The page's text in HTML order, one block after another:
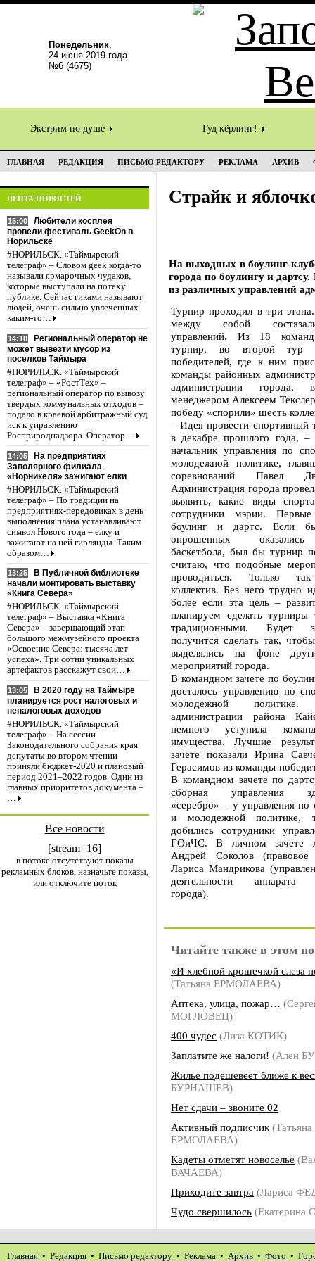
Понедельник,
24 июня 2019 года
№6 (4675)
Экстрим по душе Гуд кёрлинг!
ГЛАВНАЯ РЕДАКЦИЯ ПИСЬМО РЕДАКТОРУ РЕКЛАМА АРХИВ
ЛЕНТА НОВОСТЕЙ
15:00
Любители косплея
провели фестиваль GeekOn в
Норильске
#НОРИЛЬСК. «Таймырский
телеграф» – Словом geek когда-то
называли ярмарочных чудаков,
которые выступали на потеху
публике. Сейчас гиками называют
людей, очень сильно увлеченных
каким-то…
14:10
Региональный оператор не
может вывезти мусор из
поселков Таймыра
#НОРИЛЬСК. «Таймырский
телеграф» – «РостТех» –
региональный оператор по вывозу
твердых коммунальных отходов –
подало в краевой арбитражный суд
иск к управлению
Росприроднадзора. Оператор…
14:05
На предприятиях
Заполярного филиала
«Норникеля» зажигают елки
#НОРИЛЬСК. «Таймырский
телеграф» – По традиции на
предприятиях-передовиках в день
выполнения плана устанавливают
символ Нового года – елку и
зажигают на ней гирлянды. Таким
образом…
13:25
В Публичной библиотеке
начали монтировать выставку
«Книга Севера»
#НОРИЛЬСК. «Таймырский
телеграф» – Выставка «Книга
Севера» – завершающий этап
большого межмузейного проекта
«Освоение Севера: тысяча лет
успеха». Три сотни уникальных
артефактов расскажут свои…
13:05
В 2020 году на Таймыре
планируется рост налоговых и
неналоговых доходов
#НОРИЛЬСК. «Таймырский
телеграф» – На сессии
Законодательного собрания края
депутаты во втором чтении
приняли бюджет-2020 и плановый
период 2021–2022 годов. Один из
главных приоритетов документа –
…
Все новости
[stream=16]
в потоке отсутствуют показы
рекламных блоков, назначьте показы,
или отключите поток
Страйк и
На выходных в боулинг-
города по боулингу и
из различных управлений
Турнир проходил в три
между собой
управлений. Из 18
турнир, во второй тур
победителей, где к ним
команды районных
администрации города,
менеджером Алексеем
победу «спорили» шесть
– Идея провести спортивный
в декабре прошлого года, –
начальник управления по
молодежной политике,
соревнований Павел
Администрация города
выявить, какие виды
сотрудники мэрии.
боулинг и дартс. Если
опрошенных
баскетбола, был бы турнир
считаю, что подобные
проводиться. Только
коллектив. Без него трудно
более если эта цель –
планируем сделать турниры
традиционными. Будет
получится сделать так,
выделялись на фоне
мероприятий города.
В командном зачете по
досталось управлению по
молодежной
администрации района
немного уступила
имущества. Лучшие
зачете показали Ирина
Герасимов из команды-
В командном зачете по
сборная управления
«серебро» – у управления по
и молодежной политике,
добились сотрудники
ГОиЧС. В личном зачете
Андрей Соколов
Лариса Мандрикова
деятельности аппарата
города).
Читайте также в этом
«И хлебной крошечкой слеза
(Татьяна ЕРМОЛАЕВА)
Аптека, улица, пожар…
МОГЛОВЕЦ)
400 чудес (Лиза КОТИК)
Заплатите же налоги! (Ален
Жилье подешевеет ближе к
БУРНАШЕВ)
Нет сдачи – звоните 02
Активный подписчик (Татьяна
ЕРМОЛАЕВА)
Кадеты отметят новоселье
ВАЧАЕВА)
Приходите завтра (Лариса
Чудо свершилось
Главная • Редакция • Письмо редактору • Реклама • Архив • Фото •